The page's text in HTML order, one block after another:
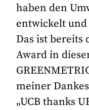
haben den
entwickelt
Das ist bereits
Award in
meiner
„UCB thanks